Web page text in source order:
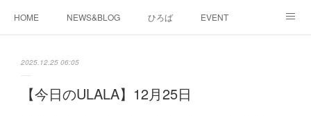
HOME NEWS&BLOG ひろば EVENT
2025.12.25 06:05
【今日のULALA】12月25日